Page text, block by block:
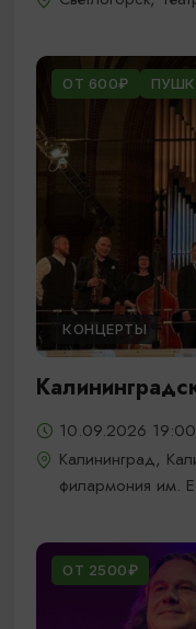
ОТ 600₽
КОНЦЕРТЫ
10.09.2026 19:00
Калининград,
филармония им.
ОТ 2500₽